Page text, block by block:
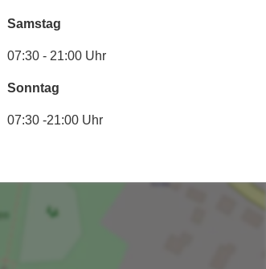
Samstag
07:30 - 21:00 Uhr
Sonntag
07:30 -21:00 Uhr